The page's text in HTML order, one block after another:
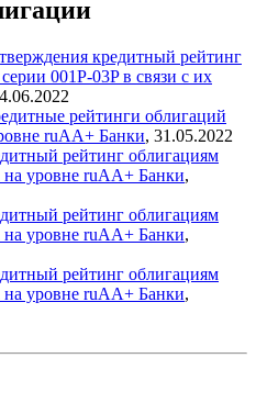
кредитный рейтинг
001P-03P в связи с их
рейтинги облигаций
ruAA+ Банки, 31.05.2022
рейтинг облигациям
на уровне ruAA+ Банки,
рейтинг облигациям
на уровне ruAA+ Банки,
рейтинг облигациям
на уровне ruAA+ Банки,